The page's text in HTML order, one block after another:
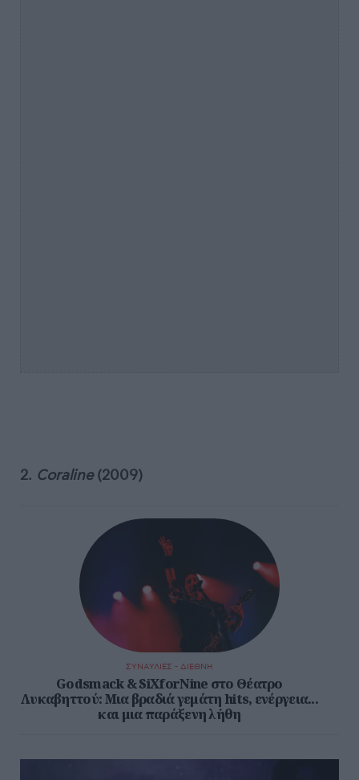
2. Coraline(2009)
ΣΥΝΑΥΛΙΕΣ - ΔΙΕΘΝΗ
Godsmack & SiXforNine στο Θέατρο
Λυκαβηττού: Μια βραδιά γεμάτη hits, ενέργεια...
και μια παράξενη λήθη